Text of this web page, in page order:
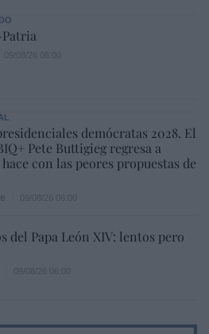
demócratas 2028. El
Pete Buttigieg regresa a
con las peores propuestas de
del Papa León XIV: lentos pero